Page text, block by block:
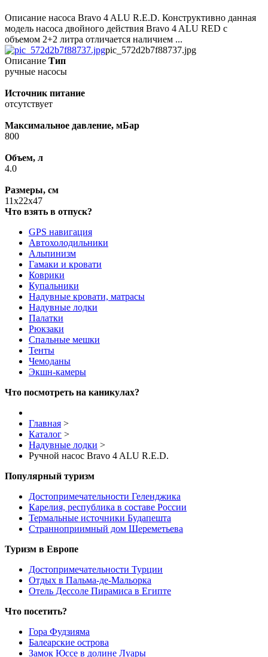
Описание насоса Bravo 4 ALU R.E.D. Конструктивно данная
модель насоса двойного действия Bravo 4 ALU RED с
объемом 2+2 литра отличается наличием ...
pic_572d2b7f88737.jpg
Описание Тип
ручные насосы
Источник питание
отсутствует
Максимальное давление, мБар
800
Объем, л
4.0
Размеры, см
11x22x47
Что взять в отпуск?
GPS навигация
Автохолодильники
Альпинизм
Гамаки и кровати
Коврики
Купальники
Надувные кровати, матрасы
Надувные лодки
Палатки
Рюкзаки
Спальные мешки
Тенты
Чемоданы
Экшн-камеры
Что посмотреть на каникулах?
Главная >
Каталог >
Надувные лодки >
Ручной насос Bravo 4 ALU R.E.D.
Популярный туризм
Достопримечательности Геленджика
Карелия, республика в составе России
Термальные источники Будапешта
Странноприимный дом Шереметьева
Туризм в Европе
Достопримечательности Турции
Отдых в Пальма-де-Мальорка
Отель Дессоле Пирамиса в Египте
Что посетить?
Гора Фудзияма
Балеарские острова
Замок Юссе в долине Луары